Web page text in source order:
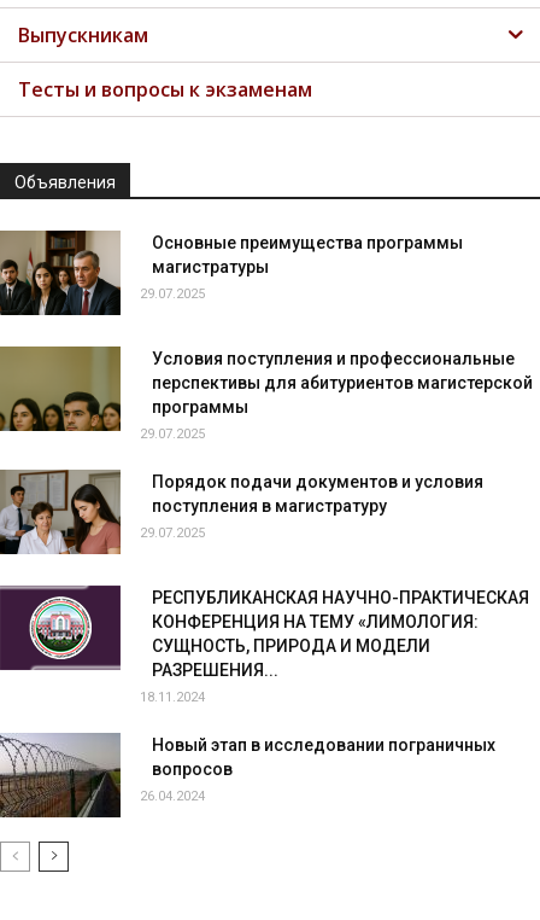
Выпускникам
Тесты и вопросы к экзаменам
Объявления
Основные преимущества программы
магистратуры
29.07.2025
Условия поступления и профессиональные
перспективы для абитуриентов магистерской
программы
29.07.2025
Порядок подачи документов и условия
поступления в магистратуру
29.07.2025
РЕСПУБЛИКАНСКАЯ НАУЧНО-ПРАКТИЧЕСКАЯ
КОНФЕРЕНЦИЯ НА ТЕМУ «ЛИМОЛОГИЯ:
СУЩНОСТЬ, ПРИРОДА И МОДЕЛИ
РАЗРЕШЕНИЯ...
18.11.2024
Новый этап в исследовании пограничных
вопросов
26.04.2024